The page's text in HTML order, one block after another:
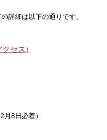
詳細は以下の通りです。
クセス ）
8日必着）